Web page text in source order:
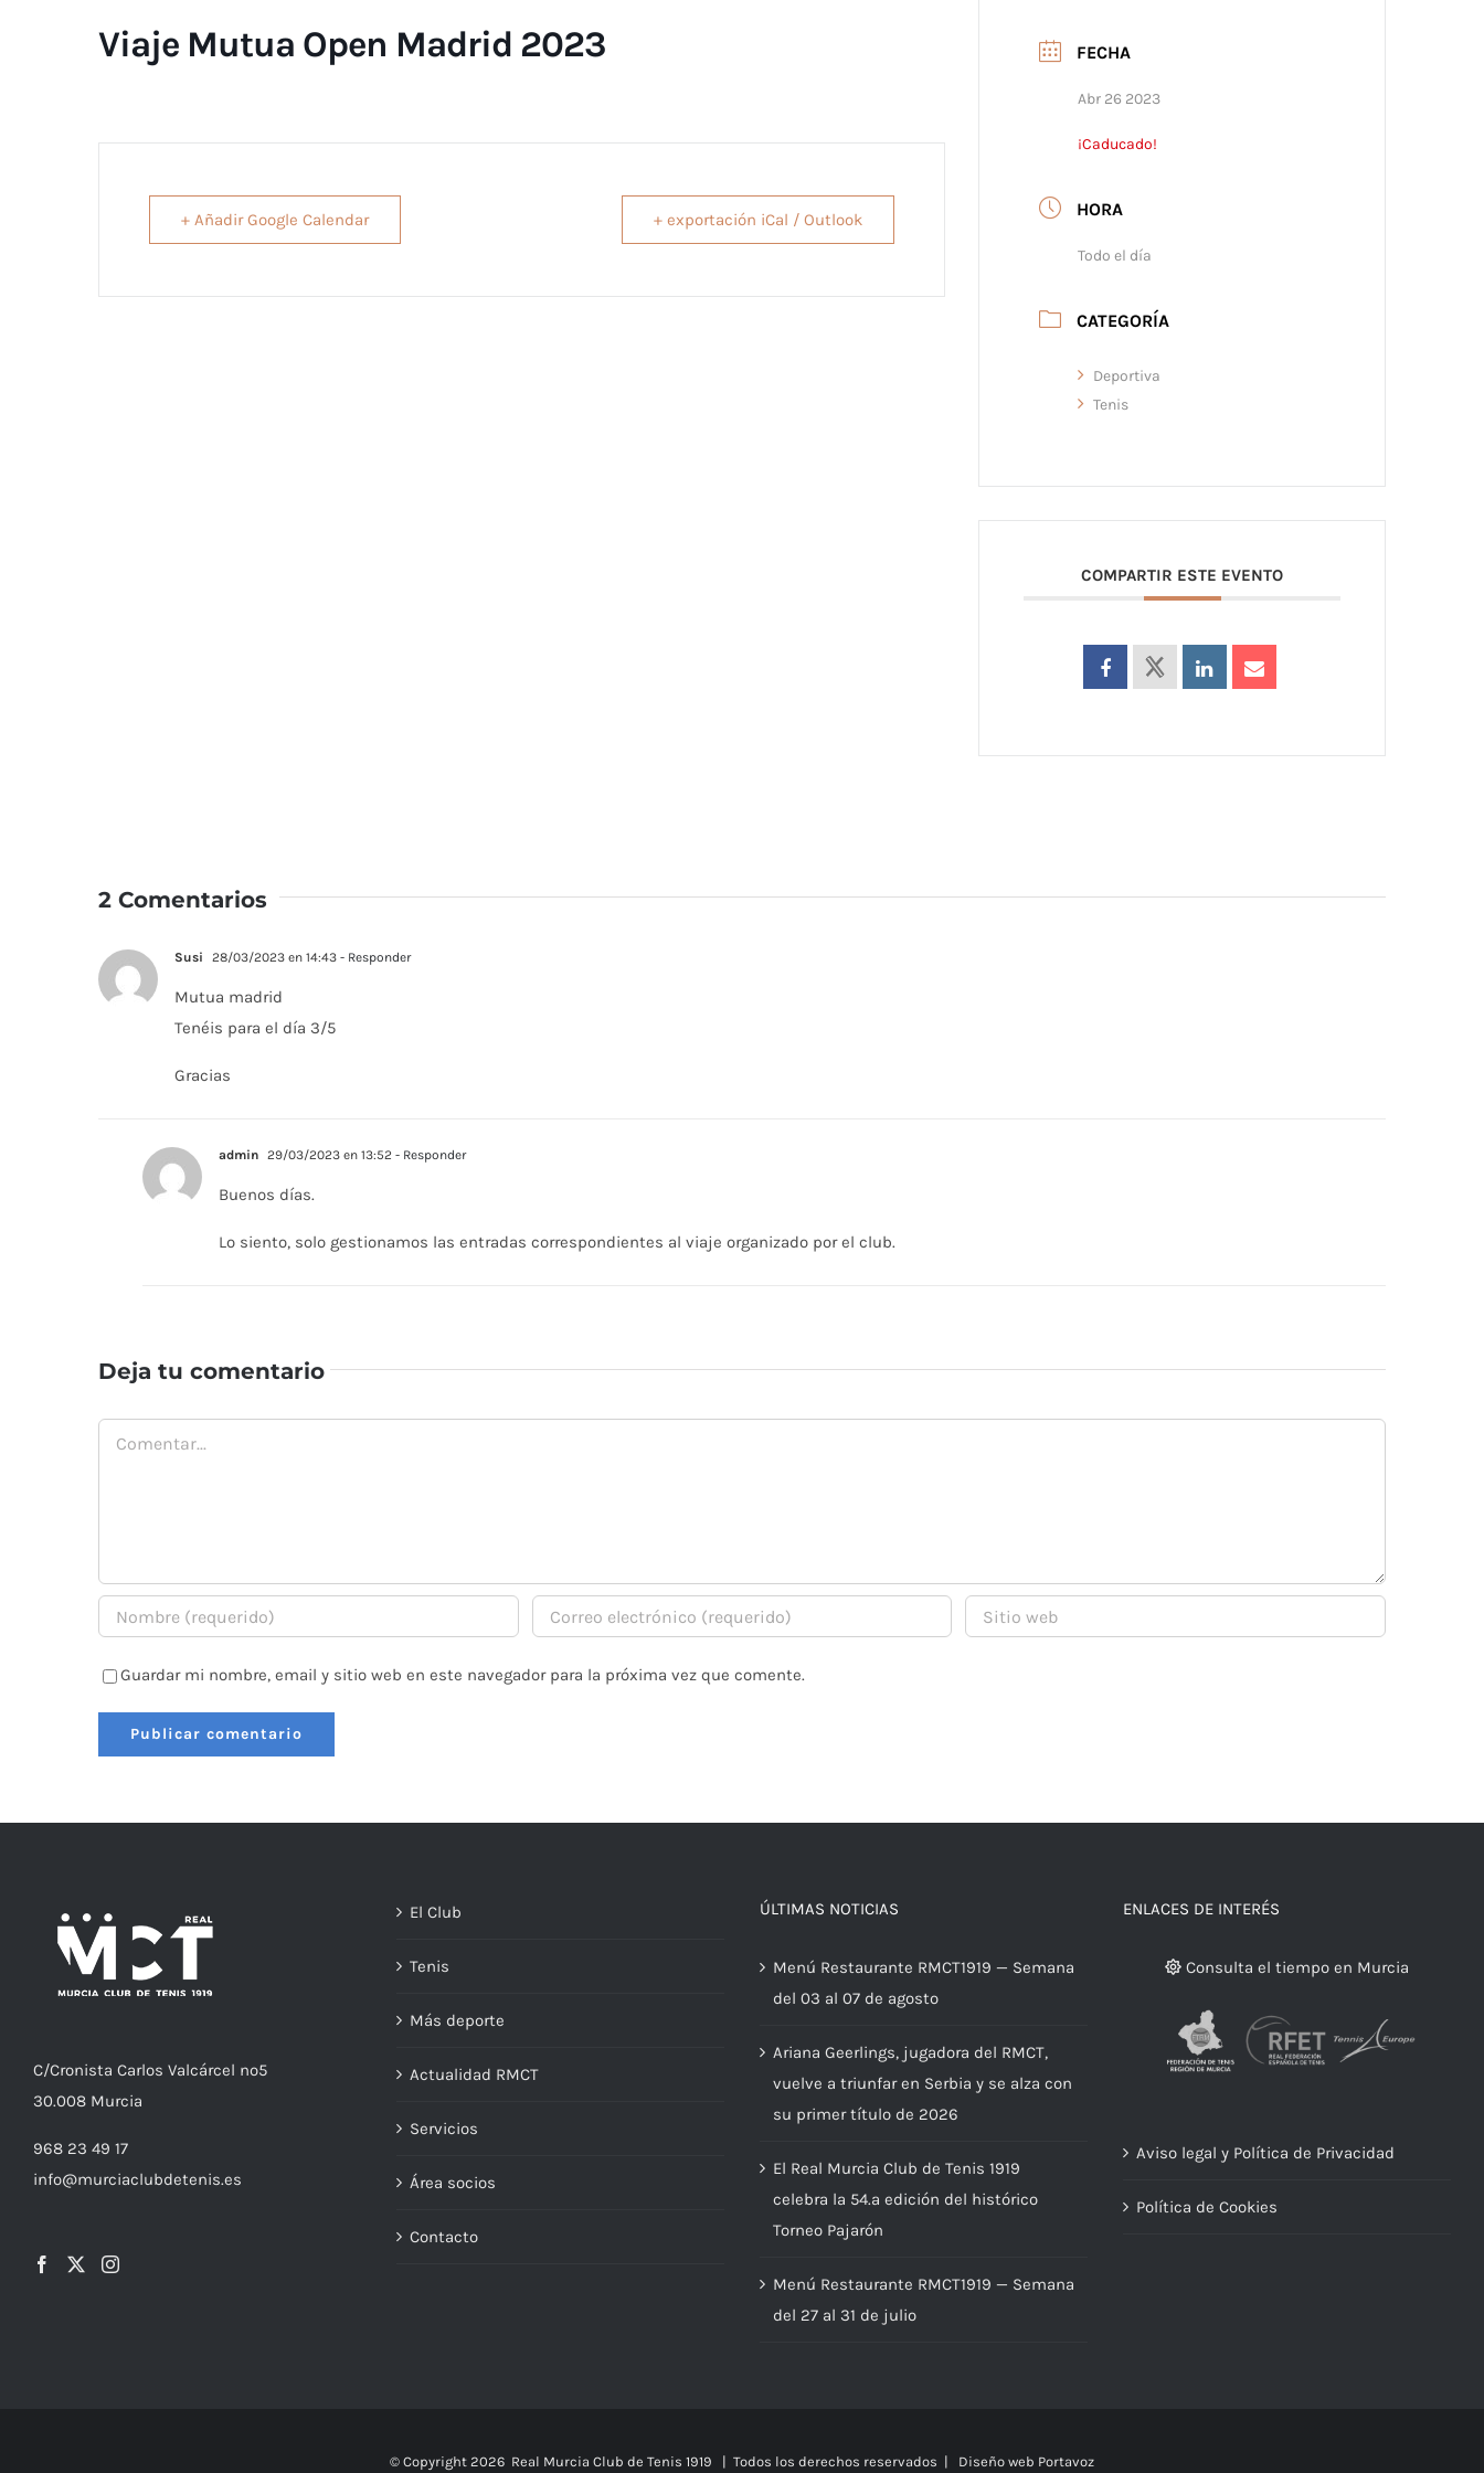
Viaje Mutua Open Madrid 2023
+ Añadir Google Calendar + exportación iCal / Outlook
FECHA
Abr 26 2023
¡Caducado!
HORA
Todo el día
CATEGORÍA
Deportiva
Tenis
COMPARTIR ESTE EVENTO
2 Comentarios
Susi 28/03/2023 en 14:43 - Responder
Mutua madrid
Tenéis para el día 3/5
Gracias
admin 29/03/2023 en 13:52 - Responder
Buenos días.
Lo siento, solo gestionamos las entradas correspondientes al viaje organizado por el club.
Deja tu comentario
Guardar mi nombre, email y sitio web en este navegador para la próxima vez que comente.
C/Cronista Carlos Valcárcel nº5
30.008 Murcia
968 23 49 17
info@murciaclubdetenis.es
El Club
Tenis
Más deporte
Actualidad RMCT
Servicios
Área socios
Contacto
ÚLTIMAS NOTICIAS
Menú Restaurante RMCT1919 — Semana
del 03 al 07 de agosto
Ariana Geerlings, jugadora del RMCT,
vuelve a triunfar en Serbia y se alza con
su primer título de 2026
El Real Murcia Club de Tenis 1919
celebra la 54.ª edición del histórico
Torneo Pajarón
Menú Restaurante RMCT1919 — Semana
del 27 al 31 de julio
ENLACES DE INTERÉS
Consulta el tiempo en Murcia
Aviso legal y Política de Privacidad
Política de Cookies
© Copyright 2026 Real Murcia Club de Tenis 1919 | Todos los derechos reservados | Diseño web Portavoz